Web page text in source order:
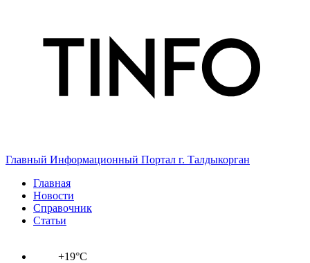
Главный Информационный Портал г. Талдыкорган
Главная
Новости
Справочник
Статьи
+19°C